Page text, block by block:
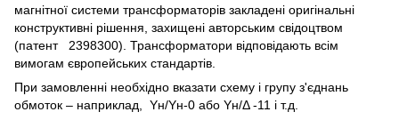
магнітної системи трансформаторів закладені оригінальні
конструктивні рішення, захищені авторським свідоцтвом
(патент 2398300). Трансформатори відповідають всім
вимогам європейських стандартів.
При замовленні необхідно вказати схему і групу з'єднань
обмоток – наприклад, Yн/Yн-0 або Yн/Δ -11 і т.д.